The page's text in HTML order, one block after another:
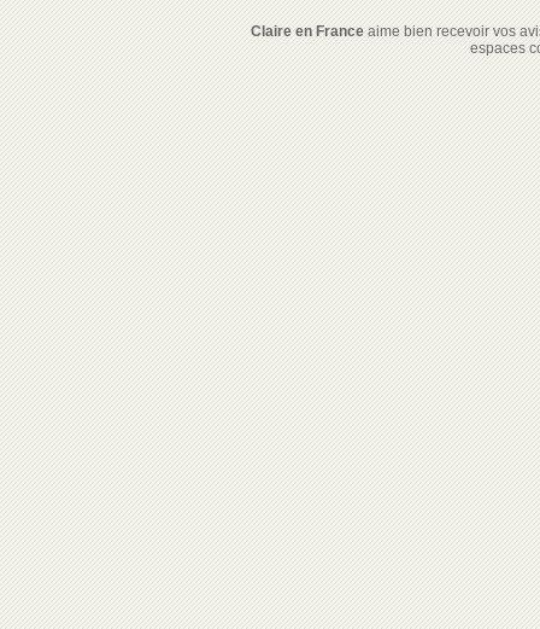
Claire en Franceaime bien recevoir vos
espaces